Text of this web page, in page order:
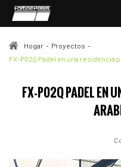
Pistas
Hogar - Proyectos -
FX-P02Q Padel en una residencia
FX-P02Q PADEL EN